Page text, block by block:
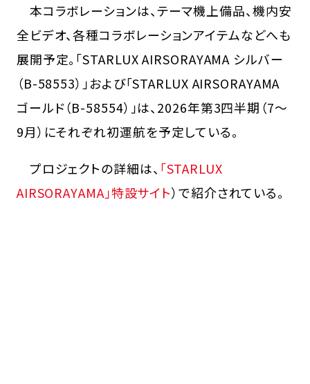
本コラボレーションは、テーマ機上備品、機内安
全ビデオ、各種コラボレーションアイテムなどへも
展開予定。「STARLUX AIRSORAYAMA シルバー
（B-58553）」および「STARLUX AIRSORAYAMA
ゴールド（B-58554）」は、2026年第3四半期（7～
9月）にそれぞれ初運航を予定している。
プロジェクトの詳細は、 「STARLUX
AIRSORAYAMA」特設サイト）で紹介されている。